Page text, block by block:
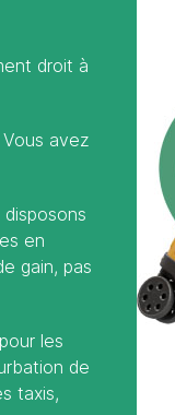
droit à
avez
en
gain, pas
les
de
taxis,